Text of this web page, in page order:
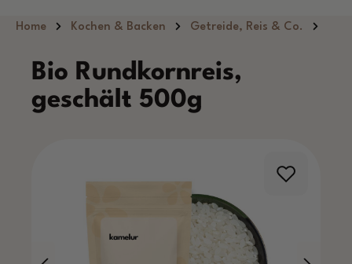
Hauptinhalt springen
Home Kochen & Backen Getreide, Reis & Co.
Bio Rundkornreis,
geschält 500g